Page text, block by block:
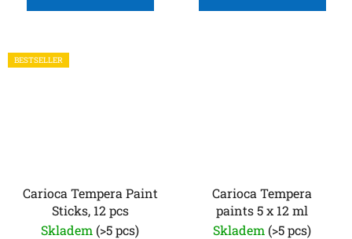
BESTSELLER
Carioca Tempera Paint
Sticks, 12 pcs
Skladem (>5 pcs)
Carioca Tempera
paints 5 x 12 ml
Skladem (>5 pcs)